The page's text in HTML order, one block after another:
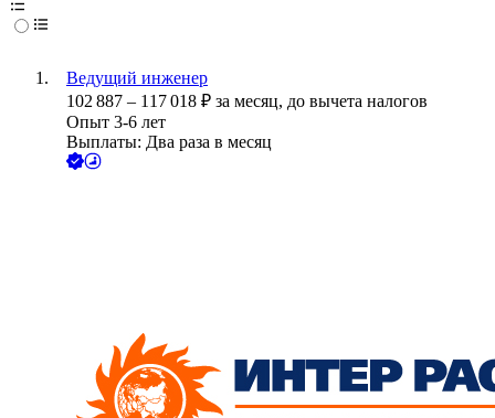
Ведущий инженер
102 887 – 117 018 ₽ за месяц, до вычета налогов
Опыт 3-6 лет
Выплаты: Два раза в месяц